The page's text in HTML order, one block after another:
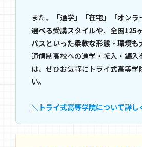
また、
「通学」「在宅」「オン
選べる受講スタイルや、全国125
パスといった柔軟な形態・環境も
通信制高校への進学・転入・編入
は、ぜひお気軽にトライ式高等学
い。
＼トライ式高等学院について詳し